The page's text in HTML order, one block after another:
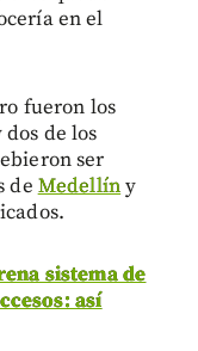
en el
fueron los
de los
ser
de Medellíny
sistema de
así